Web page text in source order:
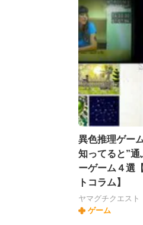
異色推理ゲー
知ってると”通
ーゲーム４選
トコラム】
ヤマグチクエスト
ゲーム